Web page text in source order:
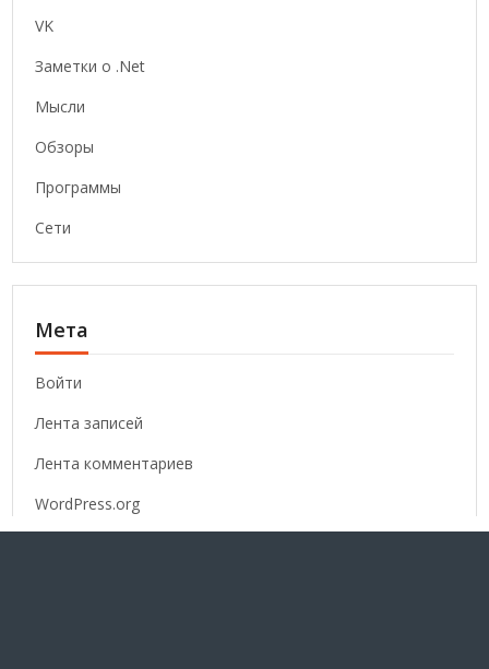
VK
Заметки о .Net
Мысли
Обзоры
Программы
Сети
Мета
Войти
Лента записей
Лента комментариев
WordPress.org